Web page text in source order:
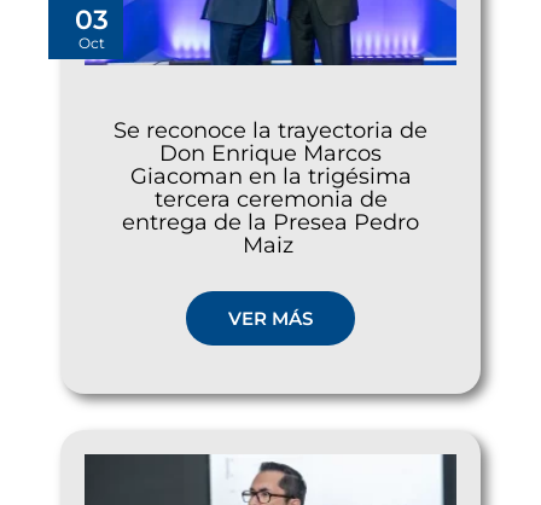
03
Oct
Se reconoce la trayectoria de
Don Enrique Marcos
Giacoman en la trigésima
tercera ceremonia de
entrega de la Presea Pedro
Maiz
VER MÁS